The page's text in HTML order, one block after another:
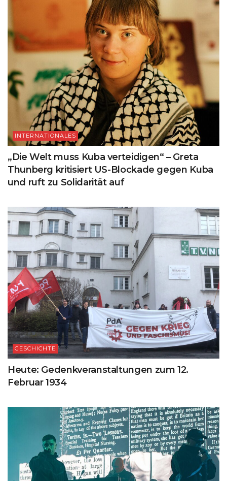
INTERNATIONALES
„Die Welt muss Kuba verteidigen“ – Greta
Thunberg kritisiert US-Blockade gegen Kuba
und ruft zu Solidarität auf
GESCHICHTE
Heute: Gedenkveranstaltungen zum 12.
Februar 1934